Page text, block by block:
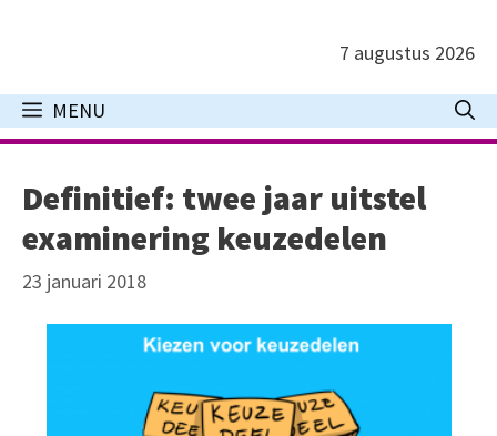
inhoud
7 augustus 2026
MENU
Definitief: twee jaar uitstel
examinering keuzedelen
23 januari 2018